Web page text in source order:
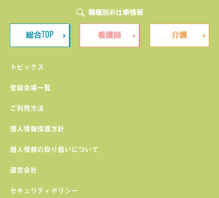
職種別お仕事情報
総合TOP 看護師 介護
トピックス
登録会場一覧
ご利用方法
個人情報保護方針
個人情報の取り扱いについて
運営会社
セキュリティポリシー